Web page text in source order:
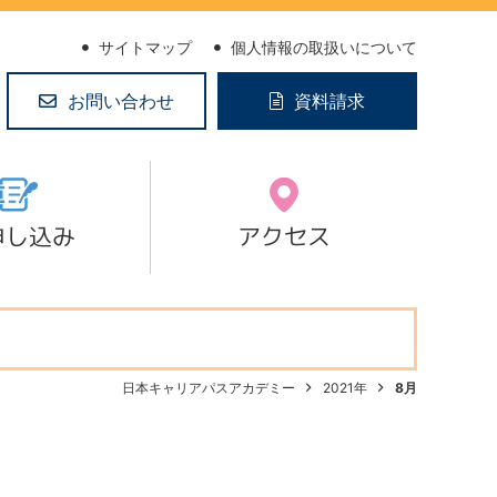
サイトマップ 個人情報の取扱いについて
お問い合わせ 資料請求
込み アクセス
日本キャリアパスアカデミー 2021年 8月